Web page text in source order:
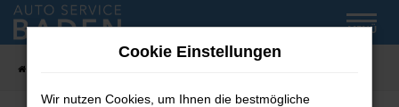
Zum
Hauptinhalt
MENÜ
Cookie Einstellungen
Wir nutzen Cookies, um Ihnen die bestmögliche